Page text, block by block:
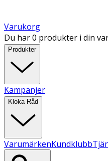
Varukorg
Du har 0 produkter i din
Produkter
Kampanjer
Kloka Råd
VarumärkenKundklubb